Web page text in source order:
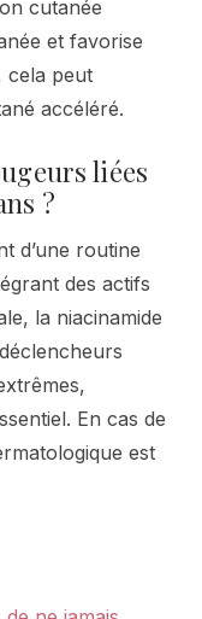
cutanée
et favorise
cela peut
accéléré.
liées
?
d’une routine
des actifs
la niacinamide
En cas de
est